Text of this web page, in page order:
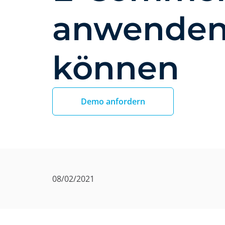
können
Demo anfordern
08/02/2021